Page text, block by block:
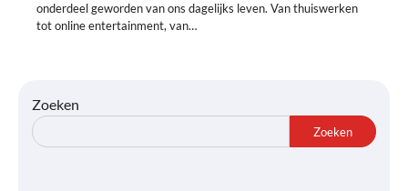
onderdeel geworden van ons dagelijks leven. Van thuiswerken
tot online entertainment, van…
Zoeken
Zoeken